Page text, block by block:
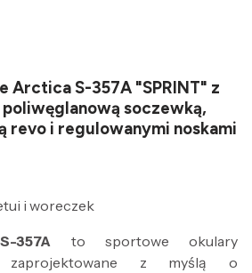
Arctica S-357A "SPRINT" z
soczewką,
revo i regulowanymi noskami
i woreczek
357A to sportowe okulary
zaprojektowane z myślą o